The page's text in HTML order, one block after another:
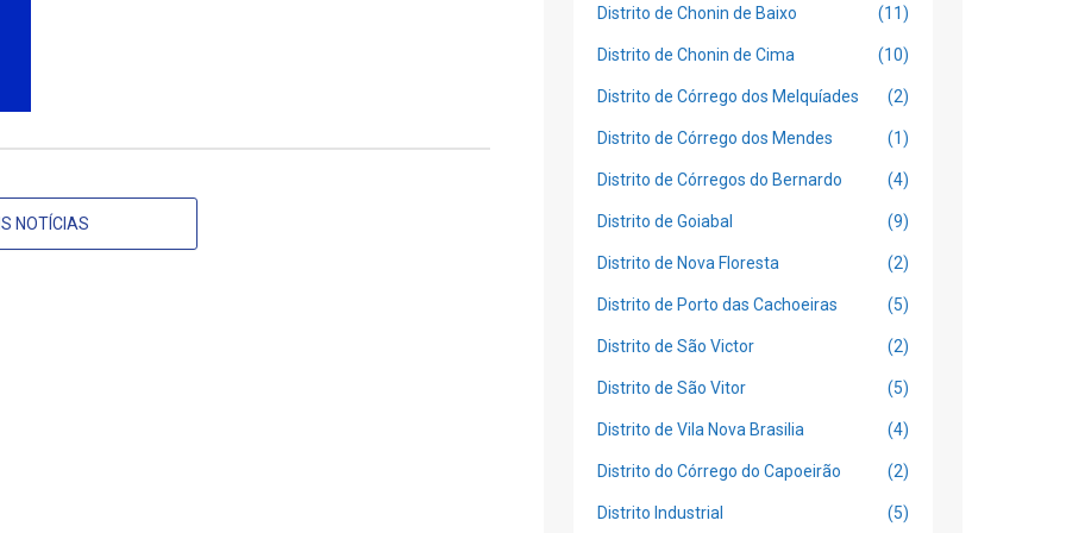
NOTÍCIAS
Distrito de Chonin de Baixo (11)
Distrito de Chonin de Cima (10)
Distrito de Córrego dos Melquíades (2)
Distrito de Córrego dos Mendes (1)
Distrito de Córregos do Bernardo (4)
Distrito de Goiabal (9)
Distrito de Nova Floresta (2)
Distrito de Porto das Cachoeiras (5)
Distrito de São Victor (2)
Distrito de São Vitor (5)
Distrito de Vila Nova Brasilia (4)
Distrito do Córrego do Capoeirão (2)
Distrito Industrial (5)